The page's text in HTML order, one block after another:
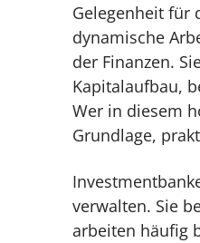
Gelegenheit für
dynamische
der Finanzen.
Kapitalaufbau,
Wer in diesem
Grundlage,
verwalten. Sie
arbeiten häufig